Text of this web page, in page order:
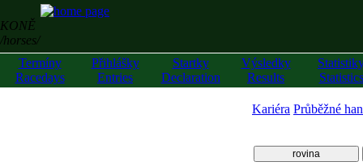
KONĚ
/horses/
Termíny
Racedays
Přihlášky
Entries
Startky
Declaration
Výsledky
Results
Statistics
Kariéra Průběžné
rovina